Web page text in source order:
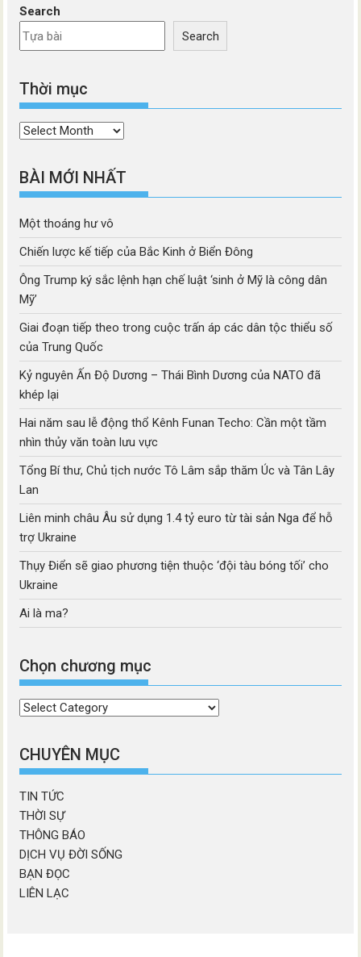
Search
Search
Thời mục
Thời
BÀI MỚI NHẤT
Một thoáng hư vô
Chiến lược kế tiếp của Bắc Kinh ở Biển Đông
Ông Trump ký sắc lệnh hạn chế luật ‘sinh ở Mỹ là công dân
Mỹ’
Giai đoạn tiếp theo trong cuộc trấn áp các dân tộc thiểu số
của Trung Quốc
Kỷ nguyên Ấn Độ Dương – Thái Bình Dương của NATO đã
khép lại
Hai năm sau lễ động thổ Kênh Funan Techo: Cần một tầm
nhìn thủy văn toàn lưu vực
Tổng Bí thư, Chủ tịch nước Tô Lâm sắp thăm Úc và Tân Lây
Lan
Liên minh châu Âu sử dụng 1.4 tỷ euro từ tài sản Nga để hỗ
trợ Ukraine
Thụy Điển sẽ giao phương tiện thuộc ‘đội tàu bóng tối’ cho
Ukraine
Ai là ma?
Chọn chương mục
Chọn
mục
CHUYÊN MỤC
TIN TỨC
THỜI SỰ
THÔNG BÁO
DỊCH VỤ ĐỜI SỐNG
BẠN ĐỌC
LIÊN LẠC